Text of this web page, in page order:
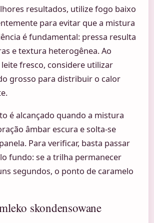
resultados, utilize fogo baixo
para evitar que a mistura
é fundamental: pressa resulta
e textura heterogênea. Ao
fresco, considere utilizar
grosso para distribuir o calor
é alcançado quando a mistura
âmbar escura e solta-se
Para verificar, basta passar
fundo: se a trilha permanecer
segundos, o ponto de caramelo
skondensowane